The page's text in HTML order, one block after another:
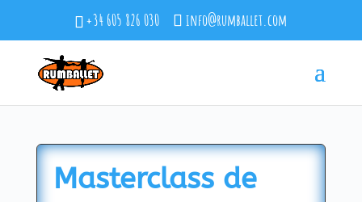
+34 605 826 030 info@rumballet.com
Masterclass de